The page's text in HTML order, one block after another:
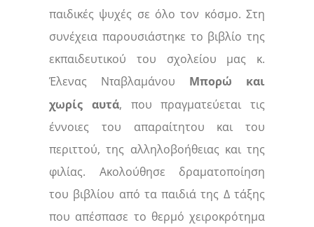
παιδικές ψυχές σε όλο τον κόσμο. Στη
συνέχεια παρουσιάστηκε το βιβλίο της
εκπαιδευτικού του σχολείου μας κ.
Έλενας Νταβλαμάνου Μπορώ και
χωρίς αυτά, που πραγματεύεται τις
έννοιες του απαραίτητου και του
περιττού, της αλληλοβοήθειας και της
φιλίας. Ακολούθησε δραματοποίηση
του βιβλίου από τα παιδιά της Δ τάξης
που απέσπασε το θερμό χειροκρότημα